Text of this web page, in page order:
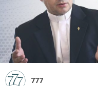
777